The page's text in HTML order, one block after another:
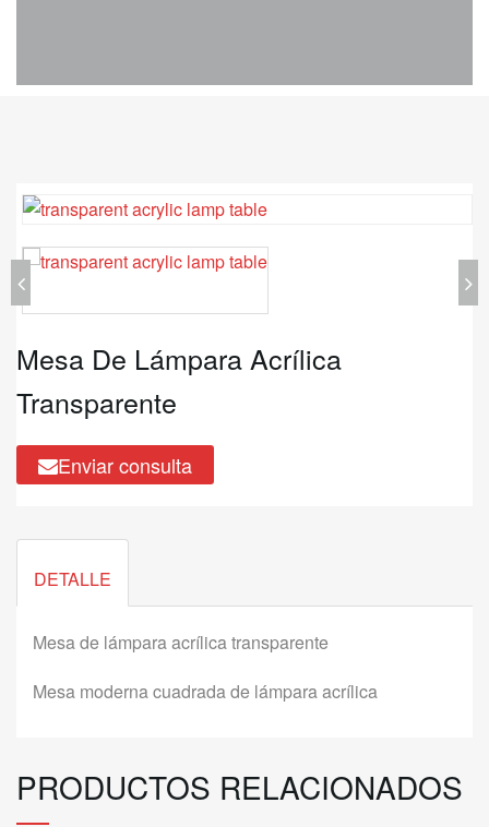
Mesa De Lámpara Acrílica
Transparente
Enviar consulta
DETALLE
Mesa de lámpara acrílica transparente
Mesa moderna cuadrada de lámpara acrílica
PRODUCTOS RELACIONADOS